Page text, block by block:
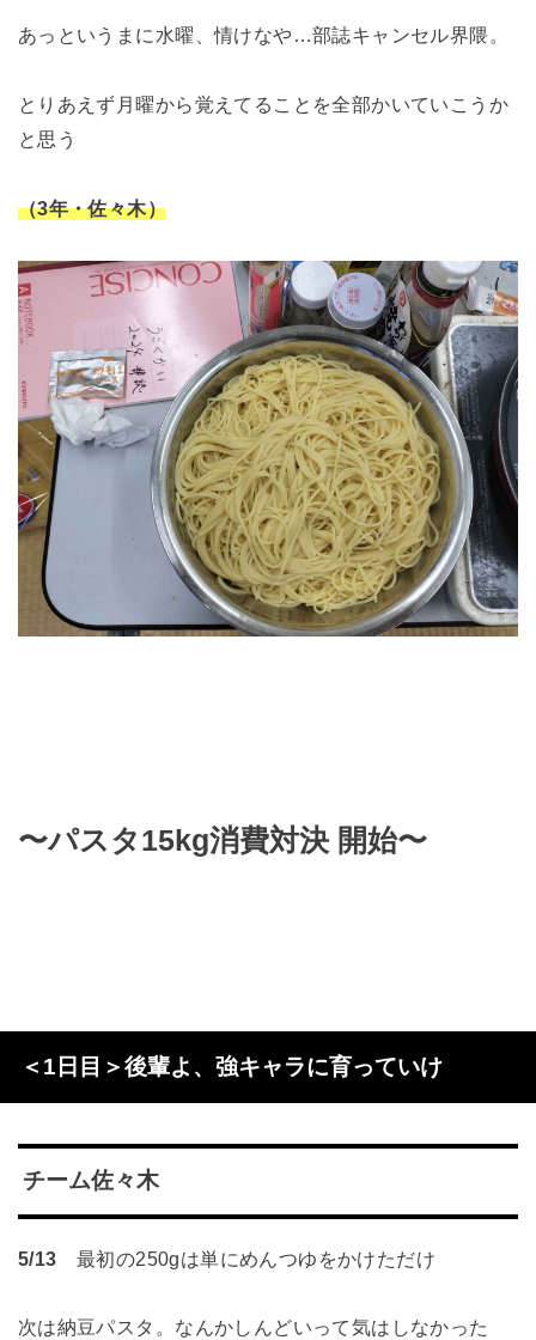
あっというまに水曜、情けなや…部誌キャンセル界隈。
とりあえず月曜から覚えてることを全部かいていこうか
と思う
（3年・佐々木）
〜パスタ15kg消費対決 開始〜
＜1日目＞後輩よ、強キャラに育っていけ
チーム佐々木
5/13 最初の250gは単にめんつゆをかけただけ
次は納豆パスタ。なんかしんどいって気はしなかった